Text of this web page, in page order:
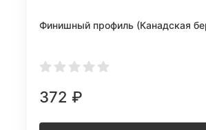
Финишный профиль (Канадская
372₽